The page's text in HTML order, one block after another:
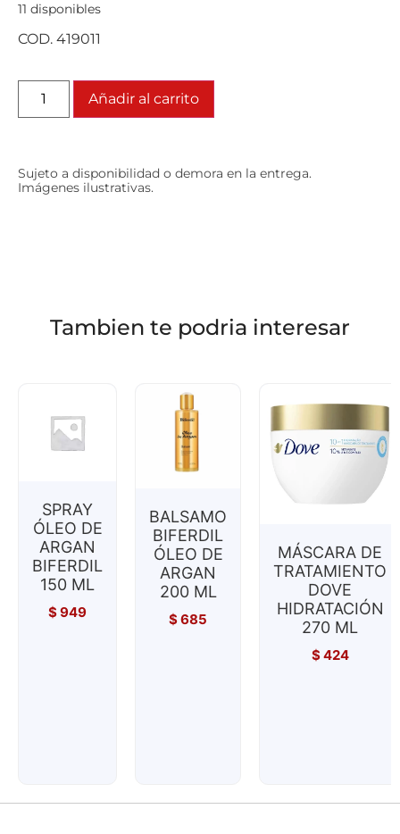
11 disponibles
COD. 419011
Añadir al carrito
Sujeto a disponibilidad o demora en la entrega.
Imágenes ilustrativas.
Tambien te podria interesar
SPRAY
ÓLEO DE
ARGAN
BIFERDIL
150 ML
$949
BALSAMO
BIFERDIL
ÓLEO DE
ARGAN
200 ML
$685
MÁSCARA DE
TRATAMIENTO
DOVE
HIDRATACIÓN
270 ML
$424